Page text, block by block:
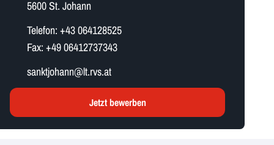
5600 St. Johann
Telefon: +43 064128525
Fax: +49 06412737343
s​a​n​k​t​j​o​h​a​n​n​@lt.rvs.at
Jetzt bewerben